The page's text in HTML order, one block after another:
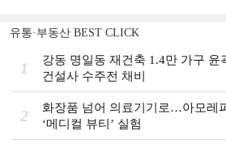
유통·부동산 BEST CLICK
1
강동 명일동 재건축 1.4만 가구
건설사 수주전 채비
2
화장품 넘어 의료기기로…아모레
‘메디컬 뷰티’ 실험